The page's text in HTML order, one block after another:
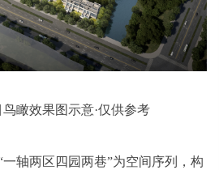
瞰效果图示意·仅供参考
轴两区四园两巷”为空间序列，构